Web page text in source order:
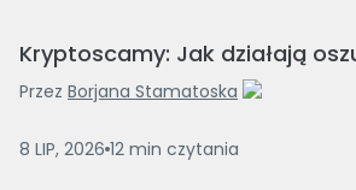
Kryptoscamy: Jak działają
Przez Borjana Stamatoska
8 LIP, 2026 12 min czytania